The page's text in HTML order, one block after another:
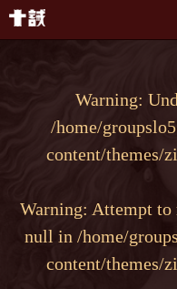
Warning:
/home/
content/themes/
Warning: Attempt to
null in /home/
content/themes/